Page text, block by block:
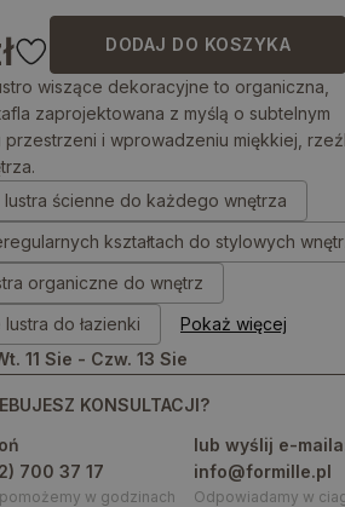
DODAJ DO KOSZYKA
wiszące dekoracyjne to organiczna,
zaprojektowana z myślą o subtelnym
przestrzeni i wprowadzeniu miękkiej,
lustra ścienne do każdego wnętrza
kształtach do stylowych
organiczne do wnętrz
do łazienki
Pokaż więcej
11 Sie - Czw. 13 Sie
KONSULTACJI?
700 37 17
w godzinach
lub wyślij e-
info@formille.pl
Odpowiadamy w